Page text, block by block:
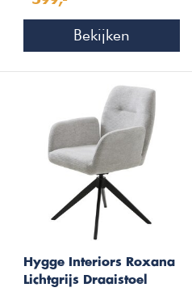
Bekijken
Hygge Interiors Roxana
Lichtgrijs Draaistoel